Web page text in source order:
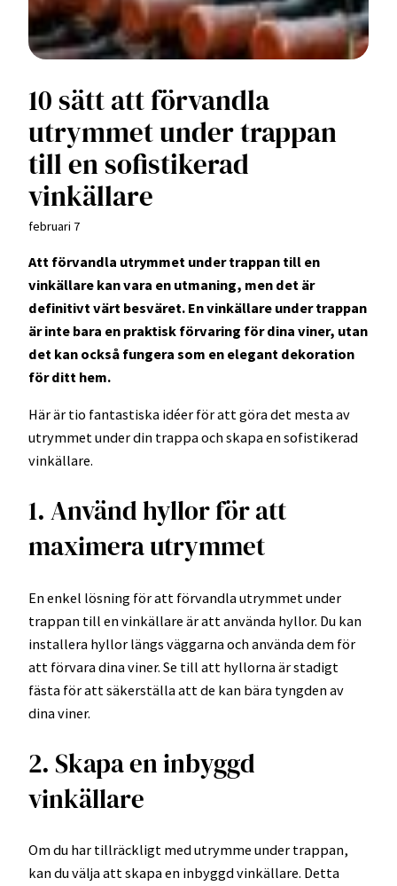
10 sätt att förvandla
utrymmet under trappan
till en sofistikerad
vinkällare
februari 7
Att förvandla utrymmet under trappan till en
vinkällare kan vara en utmaning, men det är
definitivt värt besväret. En vinkällare under trappan
är inte bara en praktisk förvaring för dina viner, utan
det kan också fungera som en elegant dekoration
för ditt hem.
Här är tio fantastiska idéer för att göra det mesta av
utrymmet under din trappa och skapa en sofistikerad
vinkällare.
1. Använd hyllor för att
maximera utrymmet
En enkel lösning för att förvandla utrymmet under
trappan till en vinkällare är att använda hyllor. Du kan
installera hyllor längs väggarna och använda dem för
att förvara dina viner. Se till att hyllorna är stadigt
fästa för att säkerställa att de kan bära tyngden av
dina viner.
2. Skapa en inbyggd
vinkällare
Om du har tillräckligt med utrymme under trappan,
kan du välja att skapa en inbyggd vinkällare. Detta